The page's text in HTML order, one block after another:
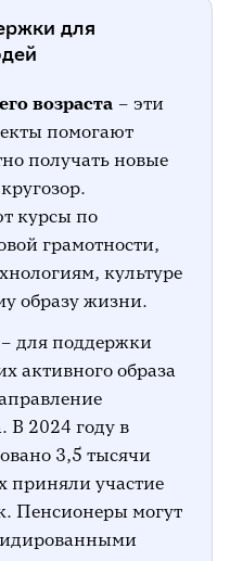
для
возраста – эти
помогают
получать новые
курсы по
грамотности,
культуре
образу жизни.
– для поддержки
активного образа
В 2024 году в
3,5 тысячи
приняли участие
Пенсионеры могут